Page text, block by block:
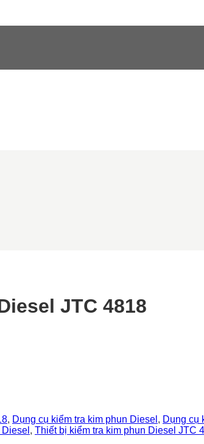
JTC 4818
, Dụng cụ kiểm tra kim phun Diesel , Dụng cụ
, Thiết bị kiểm tra kim phun Diesel JTC